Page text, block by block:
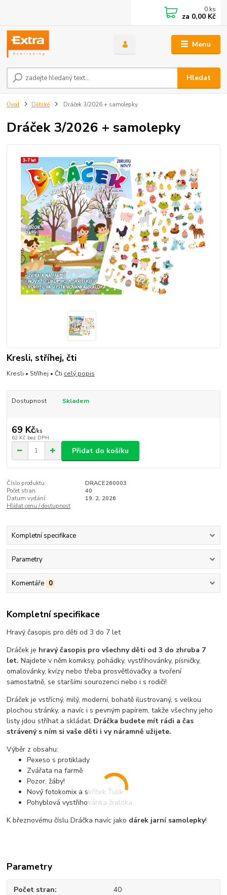
Menu
Hledat
0 ks
za 0,00 Kč
Úvod Dětské Dráček 3/2026 + samolepky
Dráček 3/2026 + samolepky
Kresli, stříhej, čti
Kresli • Stříhej • Čti celý popis
Dostupnost Skladem
69 Kč/ks
62 Kč bez DPH
Přidat do košíku
Číslo produktu:
DRACE260003
Počet stran:
40
Datum vydání:
19. 2. 2026
Hlídat cenu / dostupnost
Kompletní specifikace
Parametry
Komentáře 0
Kompletní specifikace
Hravý časopis pro děti od 3 do 7 let
Dráček je hravý časopis pro všechny děti od 3 do zhruba 7
let.Najdete v něm komiksy, pohádky, vystřihovánky, písničky,
omalovánky, kvízy nebo třeba prosvětlovačky a tvoření
samostatně, se staršími sourozenci nebo i s rodiči!
Dráček je vstřícný, milý, moderní, bohatě ilustrovaný, s velkou
plochou stránky, a navíc i s pevným papírem, takže všechny jeho
listy jdou stříhat a skládat. Dráčka budete mít rádi a čas
strávený s ním si vaše děti i vy náramně užijete.
Výběr z obsahu:
Pexeso s protiklady
Zvářata na farmě
Pozor, žáby!
Nový fotokomix a skřítek Ťulík
Pohyblová vystřihovánka žraloka
K březnovému číslu Dráčka navíc jako dárek jarní samolepky!
Parametry
Počet stran 40